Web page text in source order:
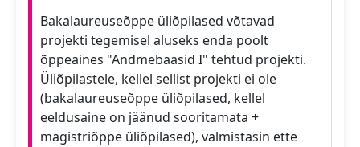
Bakalaureuseõppe üliõpilased võtavad
projekti tegemisel aluseks enda poolt
õppeaines "Andmebaasid I" tehtud projekti.
Üliõpilastele, kellel sellist projekti ei ole
(bakalaureuseõppe üliõpilased, kellel
eeldusaine on jäänud sooritamata +
magistriõppe üliõpilased), valmistasin ette